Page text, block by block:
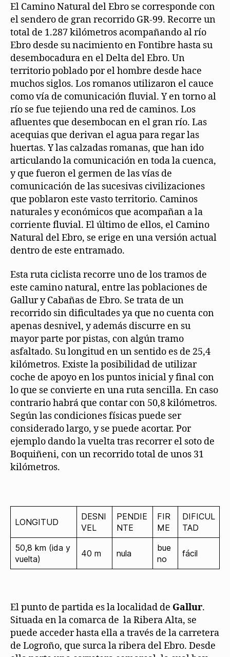
El Camino Natural del Ebro se corresponde con
el sendero de gran recorrido GR-99. Recorre un
total de 1.287 kilómetros acompañando al río
Ebro desde su nacimiento en Fontibre hasta su
desembocadura en el Delta del Ebro. Un
territorio poblado por el hombre desde hace
muchos siglos. Los romanos utilizaron el cauce
como vía de comunicación fluvial. Y en torno al
río se fue tejiendo una red de caminos. Los
afluentes que desembocan en el gran río. Las
acequias que derivan el agua para regar las
huertas. Y las calzadas romanas, que han ido
articulando la comunicación en toda la cuenca,
y que fueron el germen de las vías de
comunicación de las sucesivas civilizaciones
que poblaron este vasto territorio. Caminos
naturales y económicos que acompañan a la
corriente fluvial. El último de ellos, el Camino
Natural del Ebro, se erige en una versión actual
dentro de este entramado.
Esta ruta ciclista recorre uno de los tramos de
este camino natural, entre las poblaciones de
Gallur y Cabañas de Ebro. Se trata de un
recorrido sin dificultades ya que no cuenta con
apenas desnivel, y además discurre en su
mayor parte por pistas, con algún tramo
asfaltado. Su longitud en un sentido es de 25,4
kilómetros. Existe la posibilidad de utilizar
coche de apoyo en los puntos inicial y final con
lo que se convierte en una ruta sencilla. En caso
contrario habrá que contar con 50,8 kilómetros.
Según las condiciones físicas puede ser
considerado largo, y se puede acortar. Por
ejemplo dando la vuelta tras recorrer el soto de
Boquiñeni, con un recorrido total de unos 31
kilómetros.
LONGITUD
DESNI
VEL
PENDIE
NTE
FIR
ME
DIFICUL
TAD
50,8 km (ida y
vuelta)
40 m nula
bue
no
fácil
El punto de partida es la localidad de Gallur.
Situada en la comarca de la Ribera Alta, se
puede acceder hasta ella a través de la carretera
de Logroño, que surca la ribera del Ebro. Desde